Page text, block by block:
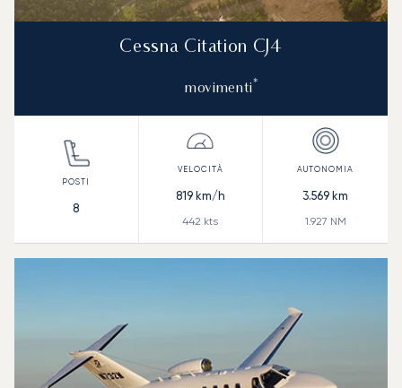
Cessna Citation CJ4
movimenti*
8
819km/h
442 kts
3.569 km
1.927 NM